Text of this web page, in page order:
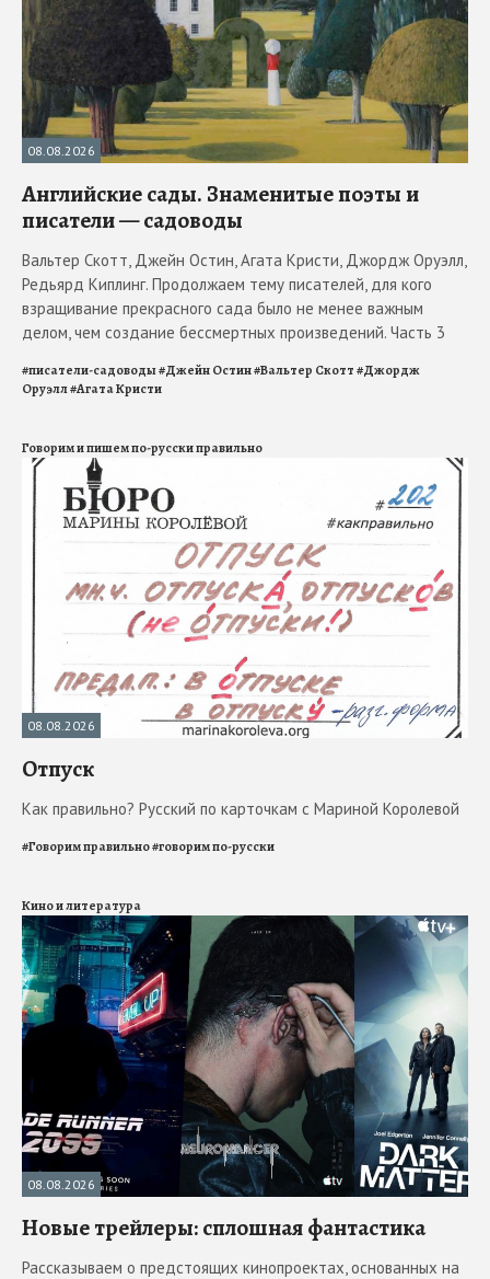
08.08.2026
Английские сады. Знаменитые поэты и
писатели — садоводы
Вальтер Скотт, Джейн Остин, Агата Кристи, Джордж Оруэлл,
Редьярд Киплинг. Продолжаем тему писателей, для кого
взращивание прекрасного сада было не менее важным
делом, чем создание бессмертных произведений. Часть 3
#писатели-садоводы#Джейн Остин#Вальтер Скотт#Джордж
Оруэлл#Агата Кристи
Говорим и пишем по-русски правильно
08.08.2026
Отпуск
Как правильно? Русский по карточкам с Мариной Королевой
#Говорим правильно#говорим по-русски
Кино и литература
08.08.2026
Новые трейлеры: сплошная фантастика
Рассказываем о предстоящих кинопроектах, основанных на